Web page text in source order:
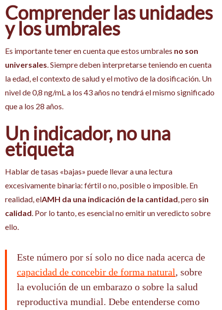
Comprender las unidades
y los umbrales
Es importante tener en cuenta que estos umbrales no son
universales . Siempre deben interpretarse teniendo en cuenta
la edad, el contexto de salud y el motivo de la dosificación. Un
nivel de 0,8 ng/mL a los 43 años no tendrá el mismo significado
que a los 28 años.
Un indicador, no una
etiqueta
Hablar de tasas «bajas» puede llevar a una lectura
excesivamente binaria: fértil o no, posible o imposible. En
realidad, elAMH da una indicación de la cantidad , pero sin
calidad . Por lo tanto, es esencial no emitir un veredicto sobre
ello.
Este número por sí solo no dice nada acerca de
capacidad de concebir de forma natural, sobre
la evolución de un embarazo o sobre la salud
reproductiva mundial. Debe entenderse como